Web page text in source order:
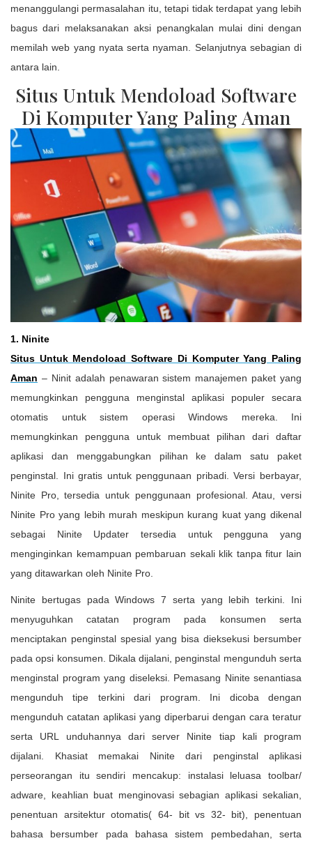
menanggulangi permasalahan itu, tetapi tidak terdapat yang lebih
bagus dari melaksanakan aksi penangkalan mulai dini dengan
memilah web yang nyata serta nyaman. Selanjutnya sebagian di
antara lain.
Situs Untuk Mendoload Software
Di Komputer Yang Paling Aman
1. Ninite
Situs Untuk Mendoload Software Di Komputer Yang Paling
Aman – Ninit adalah penawaran sistem manajemen paket yang
memungkinkan pengguna menginstal aplikasi populer secara
otomatis untuk sistem operasi Windows mereka. Ini
memungkinkan pengguna untuk membuat pilihan dari daftar
aplikasi dan menggabungkan pilihan ke dalam satu paket
penginstal. Ini gratis untuk penggunaan pribadi. Versi berbayar,
Ninite Pro, tersedia untuk penggunaan profesional. Atau, versi
Ninite Pro yang lebih murah meskipun kurang kuat yang dikenal
sebagai Ninite Updater tersedia untuk pengguna yang
menginginkan kemampuan pembaruan sekali klik tanpa fitur lain
yang ditawarkan oleh Ninite Pro.
Ninite bertugas pada Windows 7 serta yang lebih terkini. Ini
menyuguhkan catatan program pada konsumen serta
menciptakan penginstal spesial yang bisa dieksekusi bersumber
pada opsi konsumen. Dikala dijalani, penginstal mengunduh serta
menginstal program yang diseleksi. Pemasang Ninite senantiasa
mengunduh tipe terkini dari program. Ini dicoba dengan
mengunduh catatan aplikasi yang diperbarui dengan cara teratur
serta URL unduhannya dari server Ninite tiap kali program
dijalani. Khasiat memakai Ninite dari penginstal aplikasi
perseorangan itu sendiri mencakup: instalasi leluasa toolbar/
adware, keahlian buat menginovasi sebagian aplikasi sekalian,
penentuan arsitektur otomatis( 64- bit vs 32- bit), penentuan
bahasa bersumber pada bahasa sistem pembedahan, serta